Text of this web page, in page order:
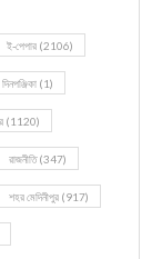
ই-পেপার (2106)
দিনপঞ্জিকা (1)
(1120)
রাজনীতি(347)
শহর মেদিনীপুর (917)